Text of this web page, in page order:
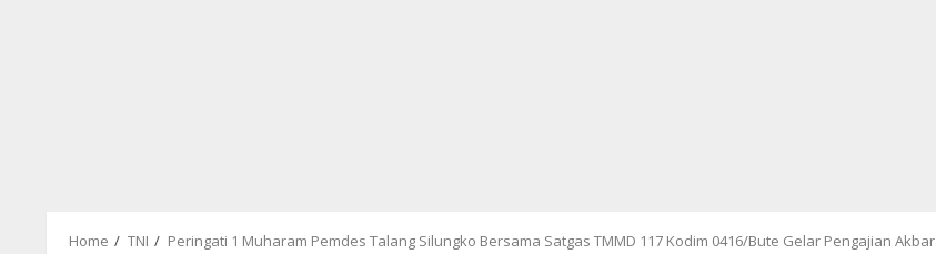
Home TNI Peringati 1 Muharam Pemdes Talang Silungko Bersama Satgas TMMD 117 Kodim 0416/Bute Gelar Pengajian Akbar